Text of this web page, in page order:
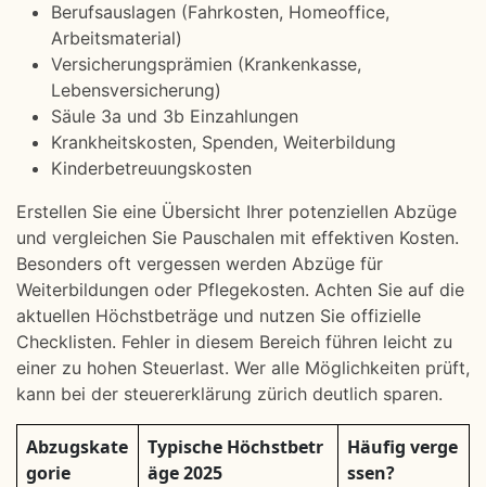
Berufsauslagen (Fahrkosten, Homeoffice,
Arbeitsmaterial)
Versicherungsprämien (Krankenkasse,
Lebensversicherung)
Säule 3a und 3b Einzahlungen
Krankheitskosten, Spenden, Weiterbildung
Kinderbetreuungskosten
Erstellen Sie eine Übersicht Ihrer potenziellen Abzüge
und vergleichen Sie Pauschalen mit effektiven Kosten.
Besonders oft vergessen werden Abzüge für
Weiterbildungen oder Pflegekosten. Achten Sie auf die
aktuellen Höchstbeträge und nutzen Sie offizielle
Checklisten. Fehler in diesem Bereich führen leicht zu
einer zu hohen Steuerlast. Wer alle Möglichkeiten prüft,
kann bei der steuererklärung zürich deutlich sparen.
Abzugskate
gorie
Typische Höchstbetr
äge 2025
Häufig verge
ssen?